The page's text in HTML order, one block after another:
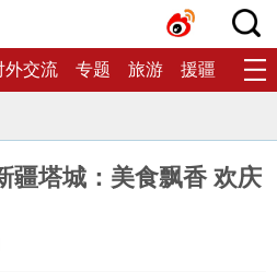
外交流 专题 旅游 援疆 生态
疆塔城：美食飘香 欢庆